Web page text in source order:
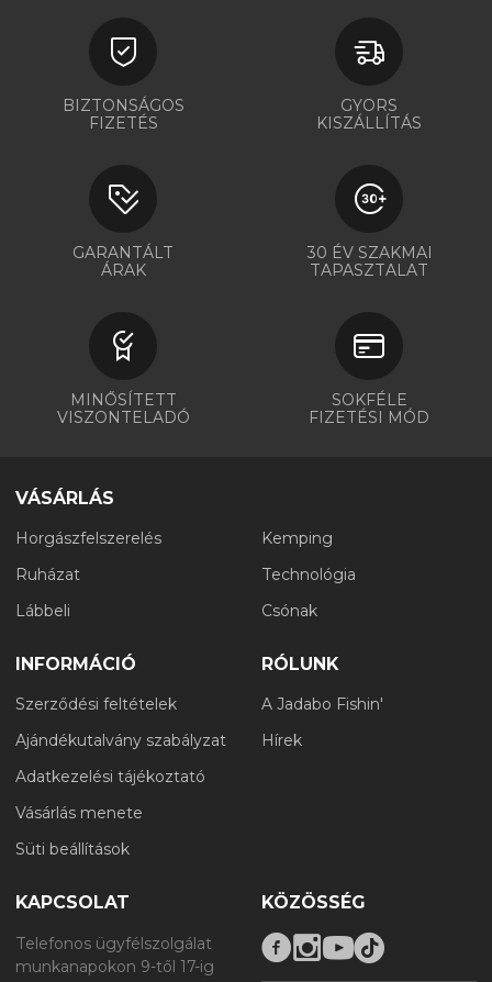
BIZTONSÁGOS
FIZETÉS
GYORS
KISZÁLLÍTÁS
GARANTÁLT
ÁRAK
30 ÉV SZAKMAI
TAPASZTALAT
MINŐSÍTETT
VISZONTELADÓ
SOKFÉLE
FIZETÉSI MÓD
VÁSÁRLÁS
Horgászfelszerelés
Ruházat
Lábbeli
Kemping
Technológia
Csónak
INFORMÁCIÓ
Szerződési feltételek
Ajándékutalvány szabályzat
Adatkezelési tájékoztató
Vásárlás menete
Süti beállítások
RÓLUNK
A Jadabo Fishin'
Hírek
KAPCSOLAT
Telefonos ügyfélszolgálat
munkanapokon 9-től 17-ig
KÖZÖSSÉG